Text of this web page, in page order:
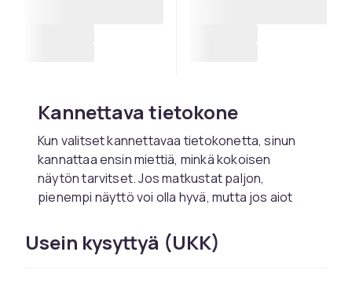
Kannettava tietokone
Kun valitset kannettavaa tietokonetta, sinun
kannattaa ensin miettiä, minkä kokoisen
näytön tarvitset. Jos matkustat paljon,
pienempi näyttö voi olla hyvä, mutta jos aiot
pysyvänä laitteena, mutta haluat voida siirtää
sitä helposti, suurempi näyttö voi olla
Usein kysyttyä (UKK)